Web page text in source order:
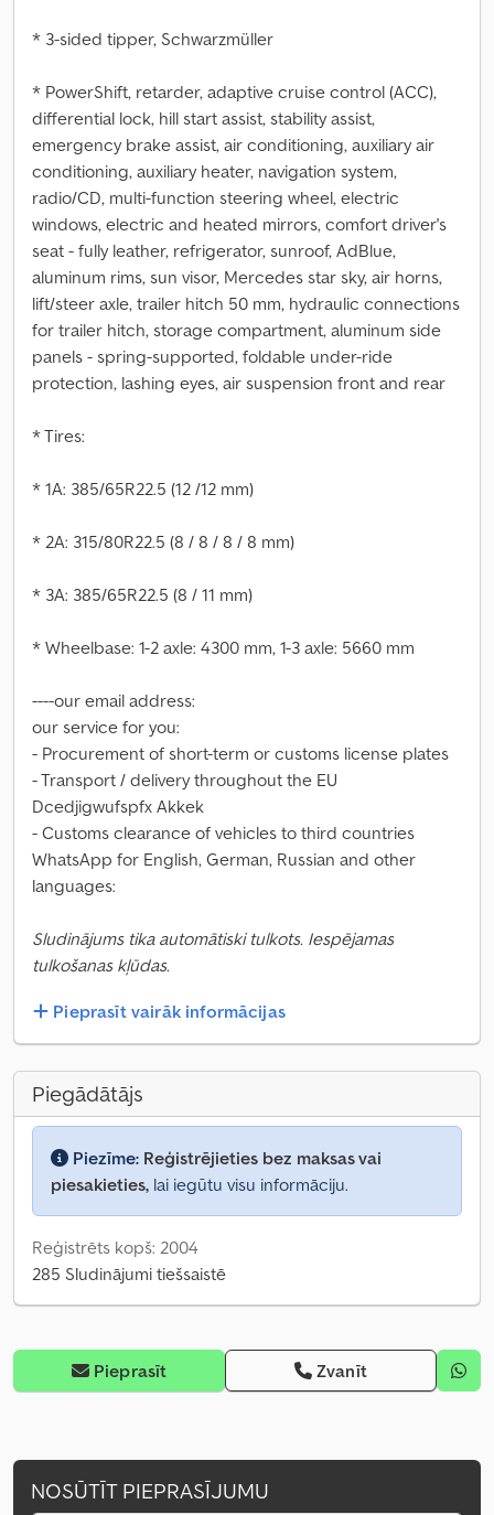
* 3-sided tipper, Schwarzmüller
* PowerShift, retarder, adaptive cruise control (ACC),
differential lock, hill start assist, stability assist,
emergency brake assist, air conditioning, auxiliary air
conditioning, auxiliary heater, navigation system,
radio/CD, multi-function steering wheel, electric
windows, electric and heated mirrors, comfort driver's
seat - fully leather, refrigerator, sunroof, AdBlue,
aluminum rims, sun visor, Mercedes star sky, air horns,
lift/steer axle, trailer hitch 50 mm, hydraulic connections
for trailer hitch, storage compartment, aluminum side
panels - spring-supported, foldable under-ride
protection, lashing eyes, air suspension front and rear
* Tires:
* 1A: 385/65R22.5 (12 /12 mm)
* 2A: 315/80R22.5 (8 / 8 / 8 / 8 mm)
* 3A: 385/65R22.5 (8 / 11 mm)
* Wheelbase: 1-2 axle: 4300 mm, 1-3 axle: 5660 mm
----our email address:
our service for you:
- Procurement of short-term or customs license plates
- Transport / delivery throughout the EU
Dcedjigwufspfx Akkek
- Customs clearance of vehicles to third countries
WhatsApp for English, German, Russian and other
languages:
Sludinājums tika automātiski tulkots. Iespējamas
tulkošanas kļūdas.
Pieprasīt vairāk informācijas
Piegādātājs
Piezīme: Reģistrējieties bez maksas vai
piesakieties, lai iegūtu visu informāciju.
Reģistrēts kopš: 2004
285 Sludinājumi tiešsaistē
Pieprasīt Zvanīt
NOSŪTĪT PIEPRASĪJUMU